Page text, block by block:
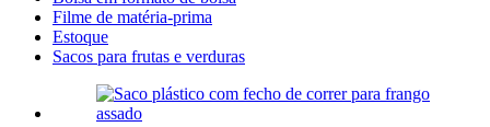
Filme de matéria-prima
Estoque
Sacos para frutas e verduras